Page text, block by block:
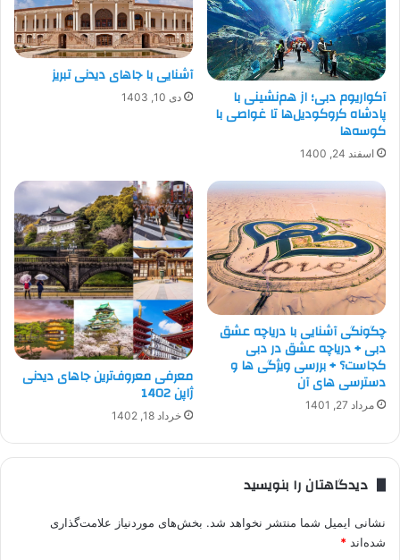
آکواریوم دبی؛ از هم‌نشینی با
پادشاه کروکودیل‌ها تا غواصی با
کوسه‌ها
اسفند 24, 1400
آشنایی با جاهای دیدنی تبریز
دی 10, 1403
چگونگی آشنایی با دریاچه عشق
دبی + دریاچه عشق در دبی
کجاست؟ + بررسی ویژگی ها و
دسترسی های آن
مرداد 27, 1401
معرفی معروف‌ترین جاهای دیدنی
ژاپن 1402
خرداد 18, 1402
دیدگاهتان را بنویسید
نشانی ایمیل شما منتشر نخواهد شد. بخش‌های موردنیاز علامت‌گذاری
شده‌اند *